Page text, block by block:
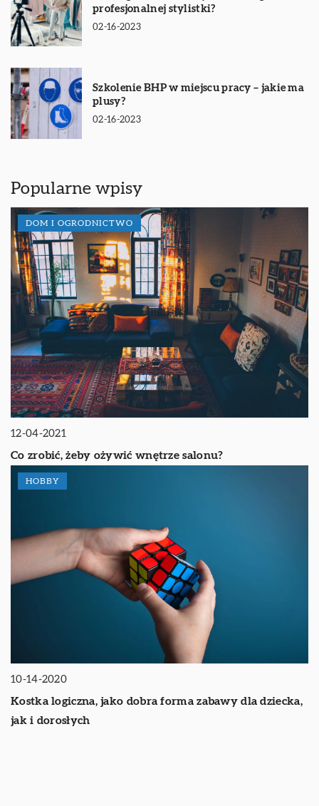
profesjonalnej stylistki?
02-16-2023
Szkolenie BHP w miejscu pracy – jakie ma
plusy?
02-16-2023
Popularne wpisy
DOM I OGRODNICTWO
12-04-2021
Co zrobić, żeby ożywić wnętrze salonu?
HOBBY
10-14-2020
Kostka logiczna, jako dobra forma zabawy dla dziecka,
jak i dorosłych